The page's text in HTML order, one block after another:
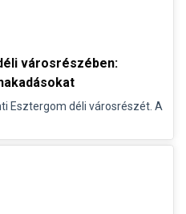
városrészében:
Esztergom déli városrészét. A